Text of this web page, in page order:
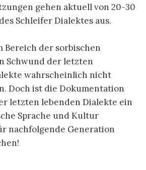
gehen aktuell von 20-30
Schleifer Dialektes aus.
Bereich der sorbischen
Schwund der letzten
wahrscheinlich nicht
Doch ist die Dokumentation
letzten lebenden Dialekte ein
Sprache und Kultur
nachfolgende Generation